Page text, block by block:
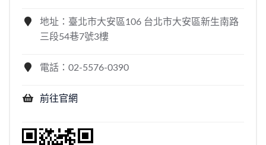
地址：臺北市大安區106 台北市大安區新生南路
三段54巷7號3樓
電話：02-5576-0390
前往官網